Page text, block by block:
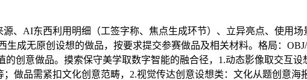
AI东西利用明细（工签字称、焦点生成环节）、立异亮点、使用场
成无原创设想的做品，按要求提交参赛做品及相关材料。格局：
创意做品。摸索保守美学取数字智能的融合径，1.动态影像取交互
做品需紧扣文化创意范畴，2.视觉传达创意设想类：文化从题创意海